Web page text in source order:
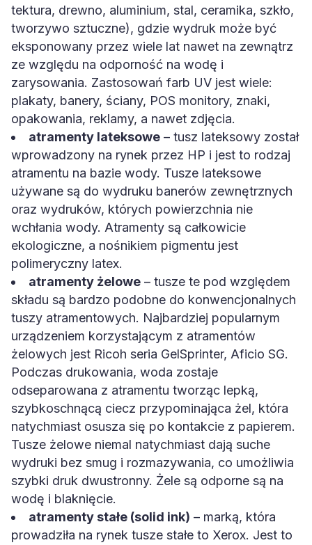
tektura, drewno, aluminium, stal, ceramika, szkło,
tworzywo sztuczne), gdzie wydruk może być
eksponowany przez wiele lat nawet na zewnątrz
ze względu na odporność na wodę i
zarysowania. Zastosowań farb UV jest wiele:
plakaty, banery, ściany, POS monitory, znaki,
opakowania, reklamy, a nawet zdjęcia.
atramenty lateksowe – tusz lateksowy został
wprowadzony na rynek przez HP i jest to rodzaj
atramentu na bazie wody. Tusze lateksowe
używane są do wydruku banerów zewnętrznych
oraz wydruków, których powierzchnia nie
wchłania wody. Atramenty są całkowicie
ekologiczne, a nośnikiem pigmentu jest
polimeryczny latex.
atramenty żelowe – tusze te pod względem
składu są bardzo podobne do konwencjonalnych
tuszy atramentowych. Najbardziej popularnym
urządzeniem korzystającym z atramentów
żelowych jest Ricoh seria GelSprinter, Aficio SG.
Podczas drukowania, woda zostaje
odseparowana z atramentu tworząc lepką,
szybkoschnącą ciecz przypominająca żel, która
natychmiast osusza się po kontakcie z papierem.
Tusze żelowe niemal natychmiast dają suche
wydruki bez smug i rozmazywania, co umożliwia
szybki druk dwustronny. Żele są odporne są na
wodę i blaknięcie.
atramenty stałe (solid ink) – marką, która
prowadziła na rynek tusze stałe to Xerox. Jest to